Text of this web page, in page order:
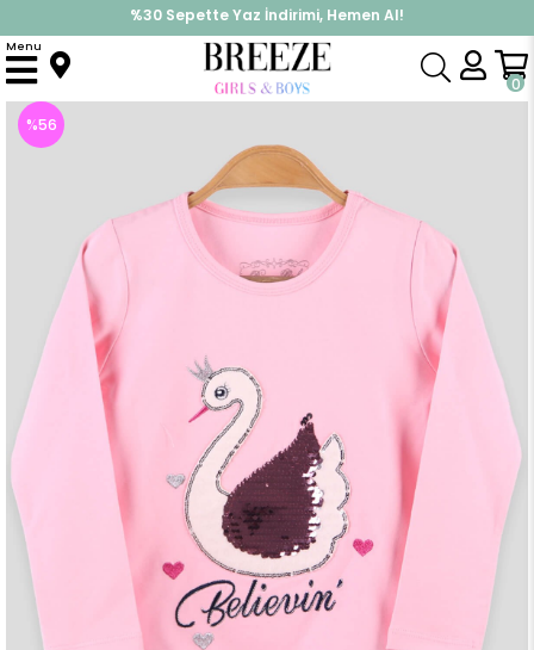
%30 Sepette Yaz İndirimi, Hemen Al!
İndirimlere ek %10 İndirimi Kap, Hemen Üye Ol!
0
Menu
Anasayfa Üst Giyim Uzun Kollu Tişört Kız Bebek Uzun Kollu Tişört Kuğulu Pullu Pembe (2 Yaş)
%56